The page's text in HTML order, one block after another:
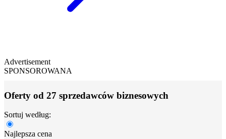
Advertisement
SPONSOROWANA
Oferty od 27 sprzedawców biznesowych
Sortuj według:
Najlepsza cena